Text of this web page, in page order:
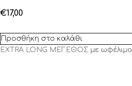
€17,00
Προσθήκη στο καλάθι
EXTRA LONG ΜΕΓΕΘΟΣ με